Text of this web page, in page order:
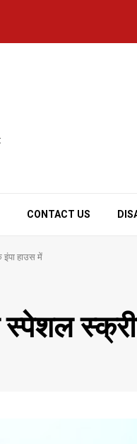
CONTACT US
इंपा हाउस में
स्पेशल